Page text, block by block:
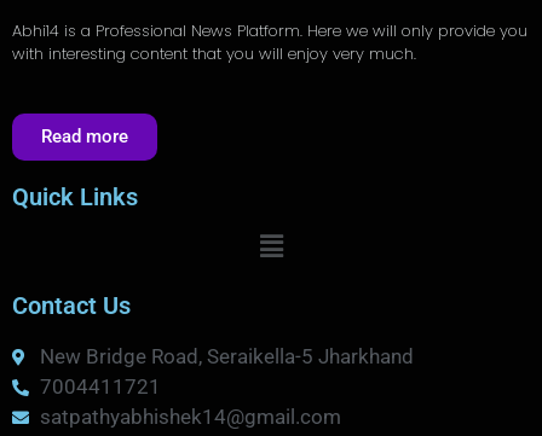
Abhi14 is a Professional News Platform. Here we will only provide you
with interesting content that you will enjoy very much.
Read more
Quick Links
Contact Us
New Bridge Road, Seraikella-5 Jharkhand
7004411721
satpathyabhishek14@gmail.com